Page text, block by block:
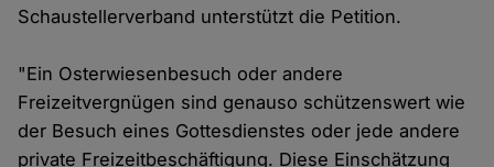
Schaustellerverband unterstützt die Petition.
"Ein Osterwiesenbesuch oder andere
Freizeitvergnügen sind genauso schützenswert wie
der Besuch eines Gottesdienstes oder jede andere
private Freizeitbeschäftigung. Diese Einschätzung